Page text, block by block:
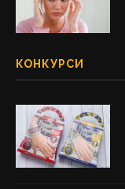
КОНКУРСИ